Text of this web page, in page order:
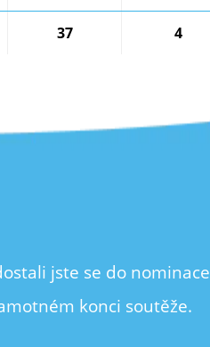
37 4
jste se do nominace
konci soutěže.